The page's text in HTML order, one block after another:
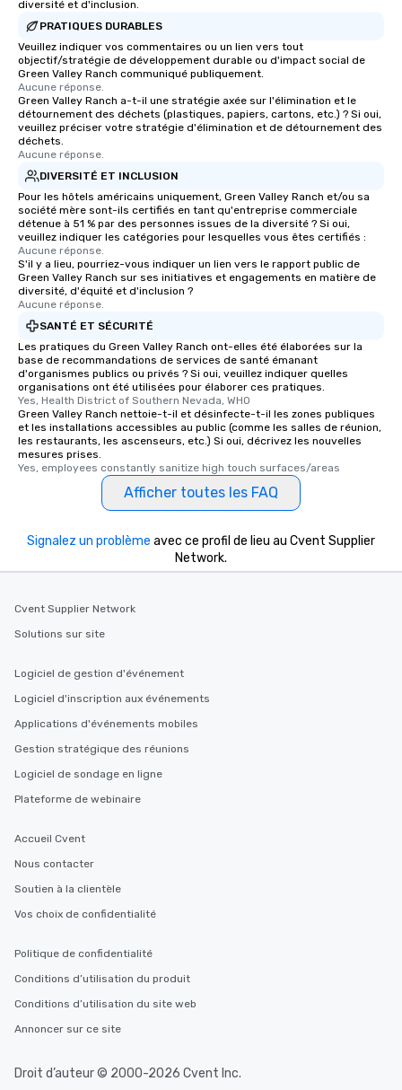
diversité et d'inclusion.
PRATIQUES DURABLES
Veuillez indiquer vos commentaires ou un lien vers tout
objectif/stratégie de développement durable ou d'impact social de
Green Valley Ranch communiqué publiquement.
Aucune réponse.
Green Valley Ranch a-t-il une stratégie axée sur l'élimination et le
détournement des déchets (plastiques, papiers, cartons, etc.) ? Si oui,
veuillez préciser votre stratégie d'élimination et de détournement des
déchets.
Aucune réponse.
DIVERSITÉ ET INCLUSION
Pour les hôtels américains uniquement, Green Valley Ranch et/ou sa
société mère sont-ils certifiés en tant qu'entreprise commerciale
détenue à 51 % par des personnes issues de la diversité ? Si oui,
veuillez indiquer les catégories pour lesquelles vous êtes certifiés :
Aucune réponse.
S'il y a lieu, pourriez-vous indiquer un lien vers le rapport public de
Green Valley Ranch sur ses initiatives et engagements en matière de
diversité, d'équité et d'inclusion ?
Aucune réponse.
SANTÉ ET SÉCURITÉ
Les pratiques du Green Valley Ranch ont-elles été élaborées sur la
base de recommandations de services de santé émanant
d'organismes publics ou privés ? Si oui, veuillez indiquer quelles
organisations ont été utilisées pour élaborer ces pratiques.
Yes, Health District of Southern Nevada, WHO
Green Valley Ranch nettoie-t-il et désinfecte-t-il les zones publiques
et les installations accessibles au public (comme les salles de réunion,
les restaurants, les ascenseurs, etc.) Si oui, décrivez les nouvelles
mesures prises.
Yes, employees constantly sanitize high touch surfaces/areas
Afficher toutes les FAQ
Signalez un problème avec ce profil de lieu au Cvent Supplier
Network.
Cvent Supplier Network
Solutions sur site
Logiciel de gestion d'événement
Logiciel d'inscription aux événements
Applications d'événements mobiles
Gestion stratégique des réunions
Logiciel de sondage en ligne
Plateforme de webinaire
Accueil Cvent
Nous contacter
Soutien à la clientèle
Vos choix de confidentialité
Politique de confidentialité
Conditions d’utilisation du produit
Conditions d’utilisation du site web
Annoncer sur ce site
Droit d’auteur © 2000-2026 Cvent Inc.